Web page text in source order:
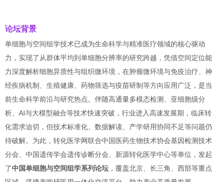
论坛背景
单细胞与空间组学技术已成为生命科学与精准医疗领域的核心驱动
力，实现了从群体平均到单细胞分辨率的研究跨越，凭借空间定位能
力深度解析细胞异质性与组织微环境，在肿瘤微环境与免疫治疗、神
经疾病机制、生殖健康、药物筛选与疫苗研制等方向应用广泛，是当
前生命科学前沿与研究热点。伴随高通量多模态检测、亚细胞级分
析、AI与大模型融合等技术快速突破，行业进入高速发展期，临床转
化需求迫切，但技术标准化、数据解读、产学研用协同不足等问题仍
待破解。为此，转化医学网联合中国医药生物技术协会基因检测技术
分会、中国遗传学会遗传诊断分会、新源转化医学中心等单位，发起
了中国单细胞与空间组学系列论坛 ，覆盖北京、长三角、西部等重点